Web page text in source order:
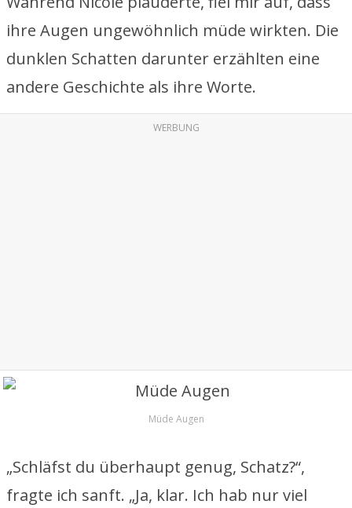
ihre Augen ungewöhnlich müde wirkten. Die
dunklen Schatten darunter erzählten eine
andere Geschichte als ihre Worte.
WERBUNG
Müde Augen
„Schläfst du überhaupt genug, Schatz?“,
fragte ich sanft. „Ja, klar. Ich hab nur viel